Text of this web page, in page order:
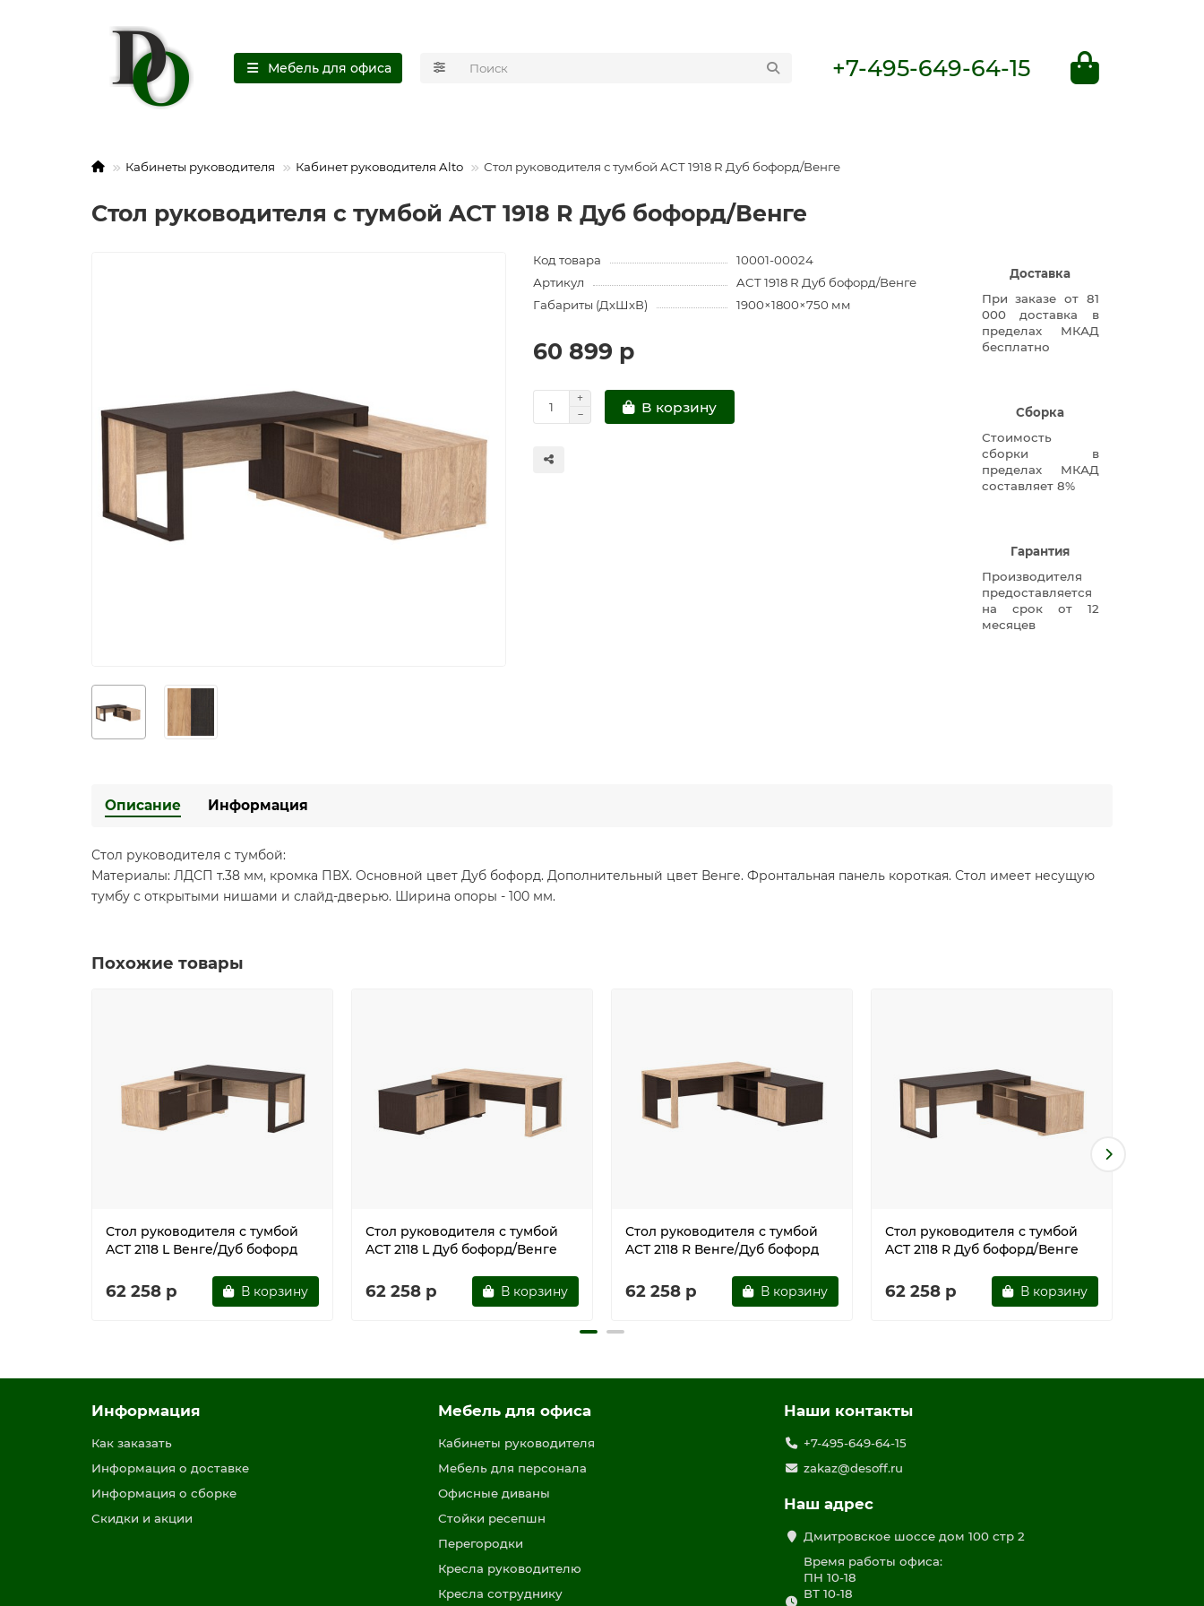
Мебель для офиса +7-495-649-64-15
Кабинеты руководителя Кабинет руководителя Alto Стол руководителя с тумбой ACT 1918 R Дуб бофорд/Венге
Стол руководителя с тумбой ACT 1918 R Дуб бофорд/Венге
Код товара
10001-00024
Артикул
ACT 1918 R Дуб бофорд/Венге
Габариты (ДхШхВ)
1900×1800×750 мм
60 899 р
В корзину
Доставка
При заказе от 81
000 доставка в
пределах МКАД
бесплатно
Сборка
Стоимость
сборки в
пределах МКАД
составляет 8%
Гарантия
Производителя
предоставляется
на срок от 12
месяцев
Описание Информация
Стол руководителя с тумбой:
Материалы: ЛДСП т.38 мм, кромка ПВХ. Основной цвет Дуб бофорд. Дополнительный цвет Венге. Фронтальная панель короткая. Стол имеет несущую
тумбу с открытыми нишами и слайд-дверью. Ширина опоры - 100 мм.
Похожие товары
Стол руководителя с тумбой
ACT 2118 L Венге/Дуб бофорд
62 258 р В корзину
Стол руководителя с тумбой
ACT 2118 L Дуб бофорд/Венге
62 258 р В корзину
Стол руководителя с тумбой
ACT 2118 R Венге/Дуб бофорд
62 258 р В корзину
Стол руководителя с тумбой
ACT 2118 R Дуб бофорд/Венге
62 258 р В корзину
Информация
Как заказать
Информация о доставке
Информация о сборке
Скидки и акции
Мебель для офиса
Кабинеты руководителя
Мебель для персонала
Офисные диваны
Стойки ресепшн
Перегородки
Кресла руководителю
Кресла сотруднику
Наши контакты
+7-495-649-64-15
zakaz@desoff.ru
Наш адрес
Дмитровское шоссе дом 100 стр 2
Время работы офиса:
ПН 10-18
ВТ 10-18